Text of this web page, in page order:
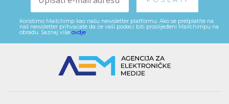
Koristimo Mailchimp kao našu newsletter platformu. Ako se pretplatite na
naš newsletter prihvaćate da će vaši podaci biti proslijeđeni Mailchimpu na
obradu. Saznaj više ovdje